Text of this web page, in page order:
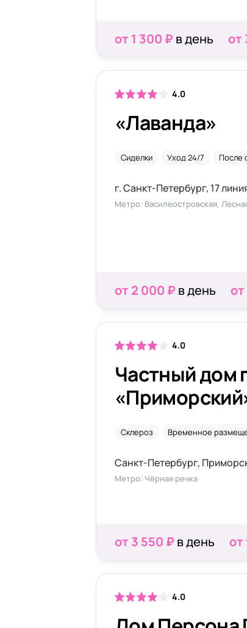
от 1 300 ₽ в день от
4.0
«Лаванда»
Сиделки Уход 24/7 После
г. Санкт-Петербург, 17
Метро: Василеостровская,
от 2 000 ₽ в день
4.0
Частный дом
Склероз Временное
Санкт-Петербург,
Метро: Чёрная речка
от 3 550 ₽ в день от
4.0